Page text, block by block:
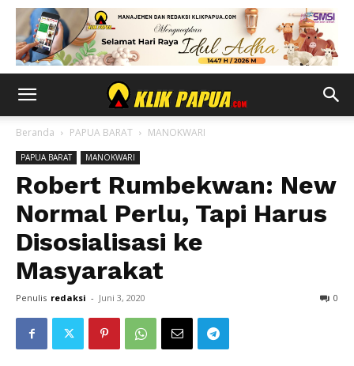
Beranda PAPUA BARAT MANOKWARI
PAPUA BARAT MANOKWARI
Robert Rumbekwan: New
Normal Perlu, Tapi Harus
Disosialisasi ke
Masyarakat
Penulis redaksi - Juni 3, 2020 0